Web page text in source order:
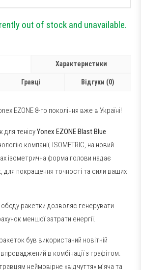
out of stock and unavailable.
Характеристики
Гравці Відгуки (0)
EZONE 8-го покоління вже в Україні!
для тенісуYonex EZONE Blast Blue
компанії, ISOMETRIC, на новий
ізометрична форма голови надає
для покращення точності та сили ваших
ракетки дозволяє генерувати
меншої затрати енергії.
був використаний новітній
в комбінації з графітом.
неймовірне «відчуття» м’яча та